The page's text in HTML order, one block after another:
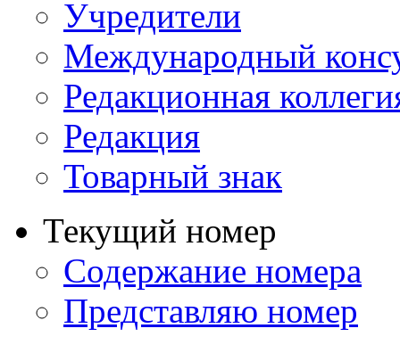
Учредители
Международный
Редакционная
Редакция
Товарный знак
Текущий номер
Содержание номера
Представляю номер